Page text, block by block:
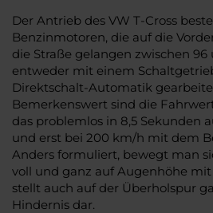
Der Antrieb des VW T-Cross
Benzinmotoren, die auf die
die Straße gelangen zwischen 96
entweder mit einem
Direktschalt-Automatik
Bemerkenswert sind die
das problemlos in 8,5 Sekunden
und erst bei 200 km/h mit dem
Anders formuliert, bewegt man
voll und ganz auf Augenhöhe mit
stellt auch auf der Überholspur
Hindernis dar.